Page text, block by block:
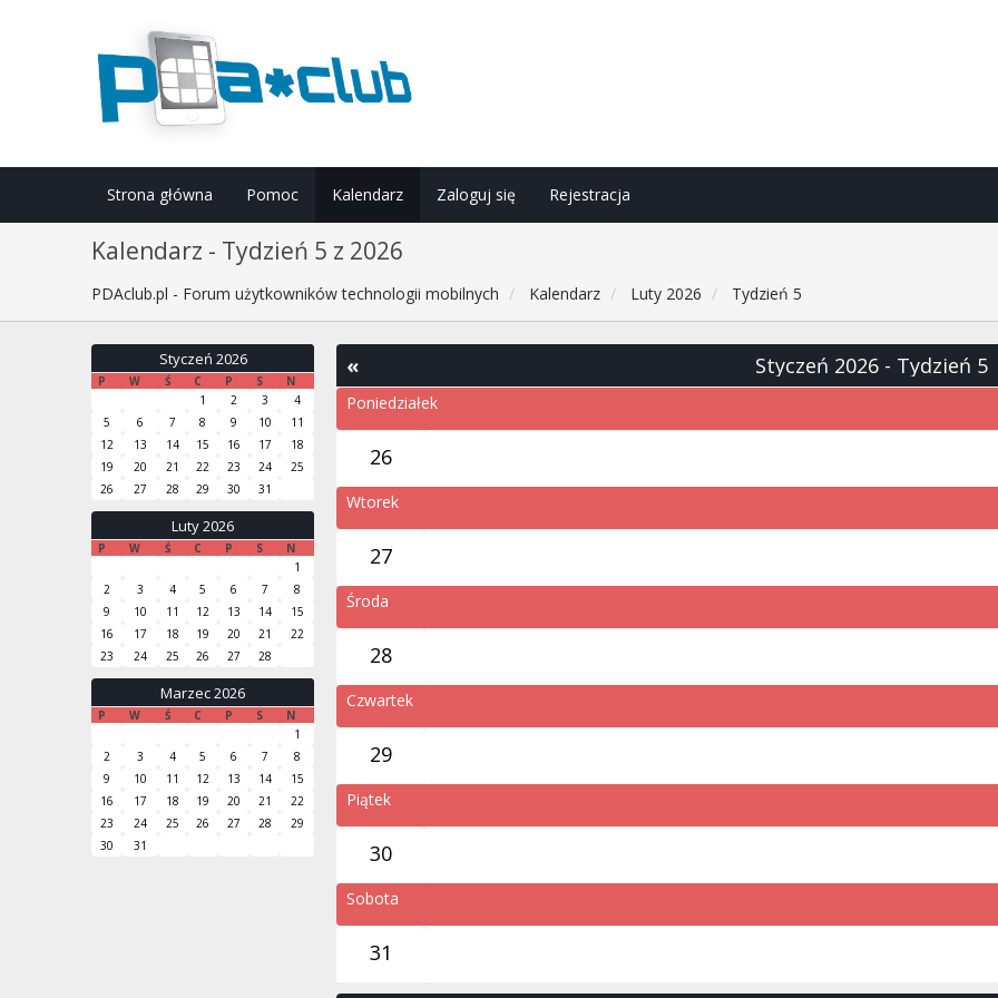
Strona główna Pomoc Kalendarz Zaloguj się Rejestracja
Kalendarz - Tydzień 5 z 2026
PDAclub.pl - Forum użytkowników technologii mobilnych Kalendarz Luty 2026 Tydzień 5
Styczeń 2026
P W Ś C P S
N
1
2 3
4
5
6 7 8 9 10
11
12
13 14 15 16 17
18
19
20 21 22 23 24
25
26
27 28 29 30 31
Luty 2026
P W Ś C P S
N
1
2
3 4 5 6 7
8
9
10 11 12 13 14
15
16
17 18 19 20 21
22
23
24 25 26 27 28
Marzec 2026
P W Ś C P S
N
1
2
3 4 5 6 7
8
9
10 11 12 13 14
15
16
17 18 19 20 21
22
23
24 25 26 27 28
29
30
31
« Styczeń 2026- Tydzień 5
Poniedziałek
26
Wtorek
27
Środa
28
Czwartek
29
Piątek
30
Sobota
31